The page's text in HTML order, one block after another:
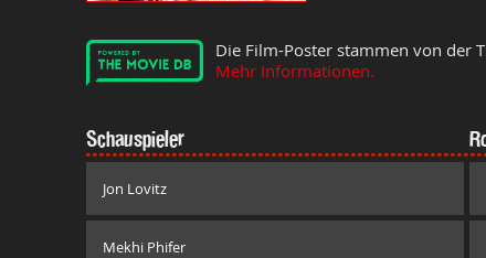
Die Film-Poster stammen von der
Mehr Informationen.
Schauspieler
Jon Lovitz
Mekhi Phifer